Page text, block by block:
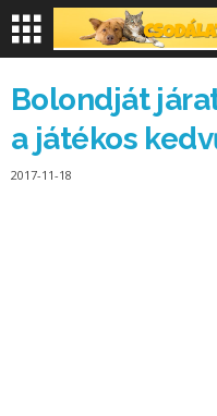
Bolondját
a játékos
2017-11-18